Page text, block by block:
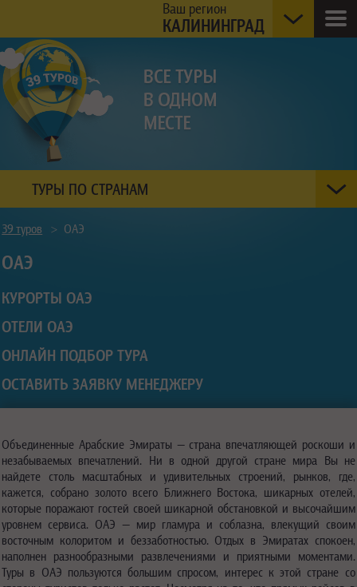
Ваш регион
КАЛИНИНГРАД
ТУРЫ ПО СТРАНАМ
39 туров > ОАЭ
ОАЭ
КУРОРТЫ ОАЭ
ОТЕЛИ ОАЭ
ОНЛАЙН ПОДБОР ТУРА
ОСТАВИТЬ ЗАЯВКУ МЕНЕДЖЕРУ
Объединенные Арабские Эмираты — страна впечатляющей роскоши и
незабываемых впечатлений. Ни в одной другой стране мира Вы не
найдете столь масштабных и удивительных строений, рынков, где,
кажется, собрано золото всего Ближнего Востока, шикарных отелей,
которые поражают гостей своей шикарной обстановкой и высочайшим
уровнем сервиса. ОАЭ — мир гламура и соблазна, влекущий своим
восточным колоритом и беззаботностью. Отдых в Эмиратах спокоен,
наполнен разнообразными развлечениями и приятными моментами.
Туры в ОАЭ пользуются большим спросом, интерес к этой стране со